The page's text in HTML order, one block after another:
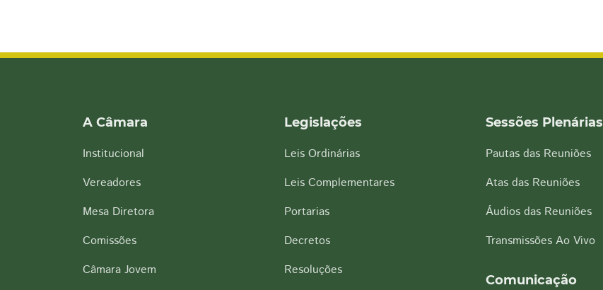
A Câmara
Institucional
Vereadores
Mesa Diretora
Comissões
Câmara Jovem
Legislações
Leis Ordinárias
Leis Complementares
Portarias
Decretos
Resoluções
Sessões Plenárias
Pautas das Reuniões
Atas das Reuniões
Áudios das Reuniões
Transmissões Ao Vivo
Comunicação